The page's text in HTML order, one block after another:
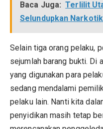
Baca Juga: Terlilit
Selundupkan
Selain tiga orang pelaku,
sejumlah barang bukti. Di
yang digunakan para
sedang mendalami
pelaku lain. Nanti kita
penyidikan masih tetap